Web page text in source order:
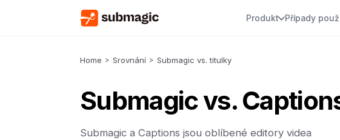
Produkt Případy
Home > Srovnání > Submagic vs. titulky
Submagic vs.
Submagic a Captions jsou oblíbené editory videa